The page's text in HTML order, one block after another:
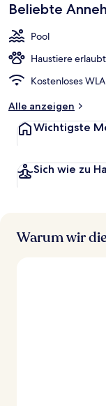
Beliebte
Pool
Haustiere erlaubt
Kostenloses
Alle anzeigen
Wichtigste
Sich wie zu
Warum wir